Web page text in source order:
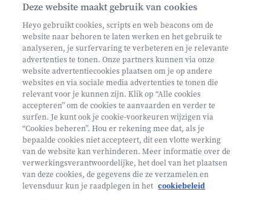
€ 160
Helan: €128
Mini ontdekkers
Oosterzele België
2 - 5 jaar
10/08 - 14/08
Zonder overnachting
Deze website maakt gebruik van cookies
Heyo gebruikt cookies, scripts en web beacons om de
website naar behoren te laten werken en het gebruik te
analyseren, je surfervaring te verbeteren en je relevante
advertenties te tonen. Onze partners kunnen via onze
website advertentiecookies plaatsen om je op andere
websites en via sociale media advertenties te tonen die
relevant voor je kunnen zijn. Klik op “Alle cookies
accepteren” om de cookies te aanvaarden en verder te
surfen. Je kunt ook je cookie-voorkeuren wijzigen via
“Cookies beheren”. Hou er rekening mee dat, als je
bepaalde cookies niet accepteert, dit een vlotte werking
van de website kan verhinderen. Meer informatie over de
verwerkingsverantwoordelijke, het doel van het plaatsen
van deze cookies, de gegevens die ze verzamelen en
levensduur kun je raadplegen in het cookiebeleid